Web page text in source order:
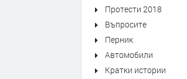
Протести 2018
Въпросите
Перник
Автомобили
Кратки истории